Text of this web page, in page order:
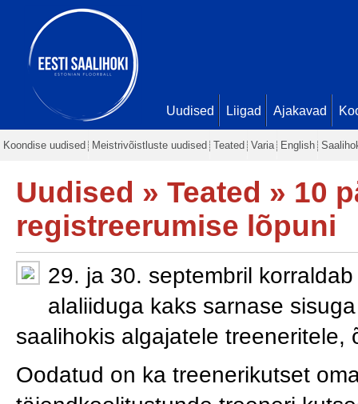
Uudised Liigad Ajakavad
Koondise uudised Meistrivõistluste uudised Teated Varia English
Uudised » Teated » 10
registreerumise lõpuni
29. ja 30. septembril
alaliiduga kaks sarnase
saalihokis algajatele
Oodatud on ka treenerikutset